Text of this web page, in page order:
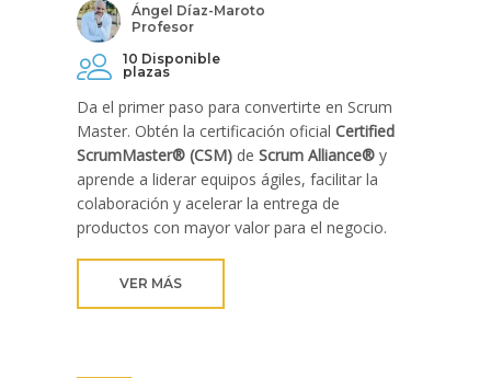
Ángel Díaz-Maroto
Profesor
10 Disponible
plazas
Da el primer paso para convertirte en Scrum
Master. Obtén la certificación oficial Certified
ScrumMaster® (CSM) de Scrum Alliance® y
aprende a liderar equipos ágiles, facilitar la
colaboración y acelerar la entrega de
productos con mayor valor para el negocio.
VER MÁS